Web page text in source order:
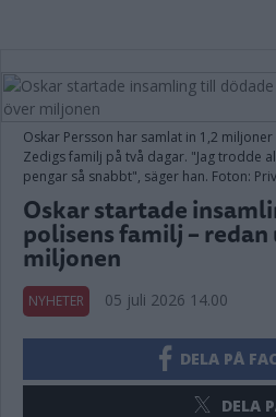
Oskar Persson har samlat in 1,2
Zedigs familj på två dagar. "Jag trodde
pengar så snabbt", säger han. Foton:
Oskar startade
polisens familj –
miljonen
NYHETER 05 juli 2026 14.00
DELA PÅ
DELA